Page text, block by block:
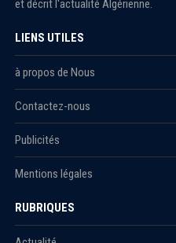
et décrit l'actualité Algérienne.
LIENS UTILES
à propos de Nous
Contactez-nous
Publicités
Mentions légales
RUBRIQUES